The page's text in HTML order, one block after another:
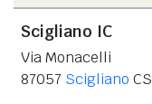
Scigliano IC
Via Monacelli
87057 Scigliano CS